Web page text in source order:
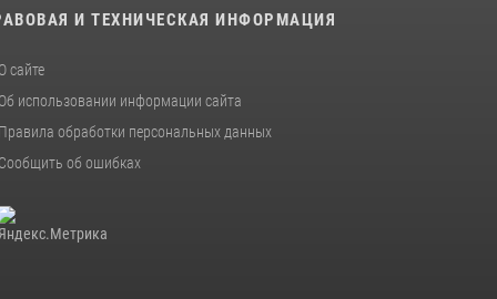
И ТЕХНИЧЕСКАЯ ИНФОРМАЦИЯ
О сайте
Об использовании информации сайта
Правила обработки персональных данных
Сообщить об ошибках